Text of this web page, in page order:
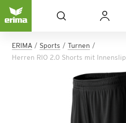
ERIMA Sports
Turnen
Herren RIO 2.0 Shorts mit Innenslip